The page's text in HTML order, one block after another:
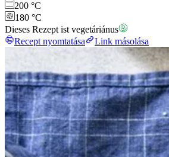
200 °C
180 °C
Dieses Rezept ist vegetáriánus
Recept nyomtatása
Link másolása